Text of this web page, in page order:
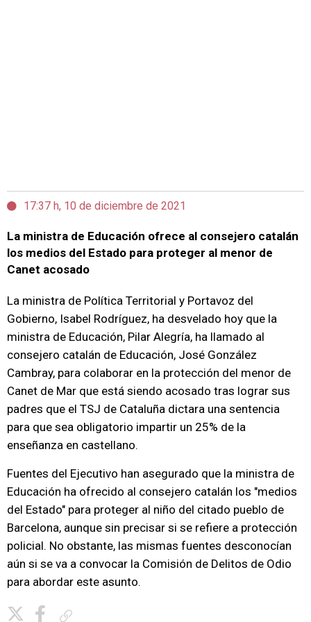
17:37 h, 10 de diciembre de 2021
La ministra de Educación ofrece al consejero catalán
los medios del Estado para proteger al menor de
Canet acosado
La ministra de Política Territorial y Portavoz del
Gobierno, Isabel Rodríguez, ha desvelado hoy que la
ministra de Educación, Pilar Alegría, ha llamado al
consejero catalán de Educación, José González
Cambray, para colaborar en la protección del menor de
Canet de Mar que está siendo acosado tras lograr sus
padres que el TSJ de Cataluña dictara una sentencia
para que sea obligatorio impartir un 25% de la
enseñanza en castellano.
Fuentes del Ejecutivo han asegurado que la ministra de
Educación ha ofrecido al consejero catalán los "medios
del Estado" para proteger al niño del citado pueblo de
Barcelona, aunque sin precisar si se refiere a protección
policial. No obstante, las mismas fuentes desconocían
aún si se va a convocar la Comisión de Delitos de Odio
para abordar este asunto.